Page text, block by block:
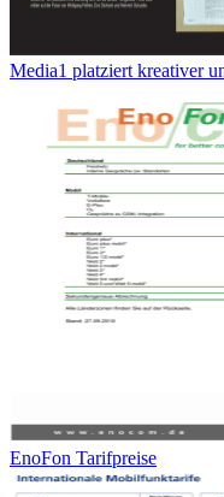
Media1 platziert kreativer
EnoFon Tarifpreise